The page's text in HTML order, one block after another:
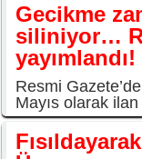
Gecikme
siliniyor…
yayımlandı!
Resmi
Mayıs olarak